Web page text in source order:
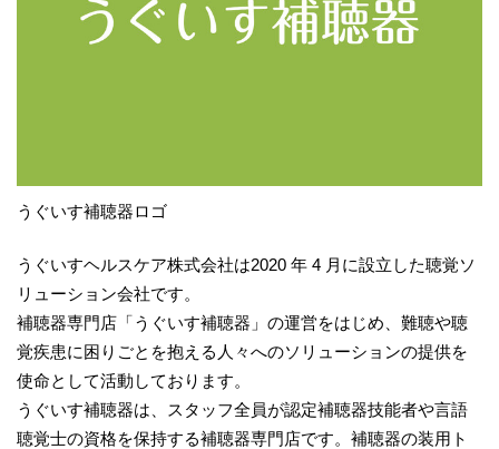
うぐいす補聴器ロゴ
うぐいすヘルスケア株式会社は2020 年 4 月に設立した聴覚ソ
リューション会社です。
補聴器専門店「うぐいす補聴器」の運営をはじめ、難聴や聴
覚疾患に困りごとを抱える人々へのソリューションの提供を
使命として活動しております。
うぐいす補聴器は、スタッフ全員が認定補聴器技能者や言語
聴覚士の資格を保持する補聴器専門店です。補聴器の装用ト